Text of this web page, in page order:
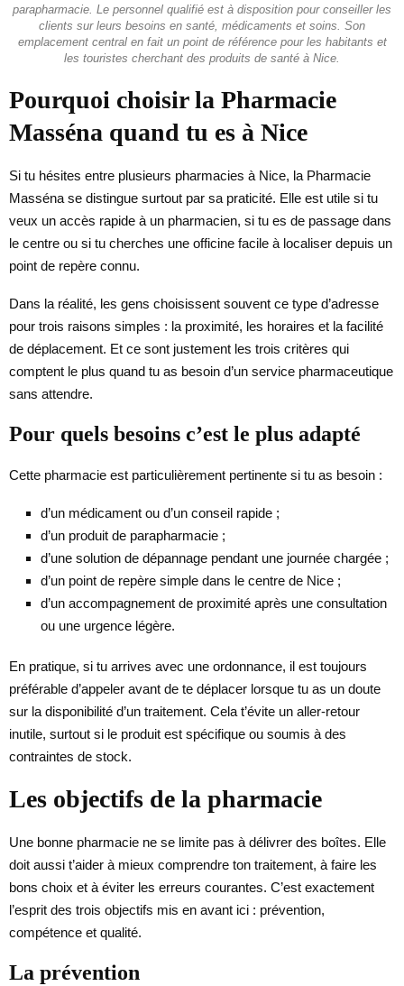
parapharmacie. Le personnel qualifié est à disposition pour conseiller les
clients sur leurs besoins en santé, médicaments et soins. Son
emplacement central en fait un point de référence pour les habitants et
les touristes cherchant des produits de santé à Nice.
Pourquoi choisir la Pharmacie
Masséna quand tu es à Nice
Si tu hésites entre plusieurs pharmacies à Nice, la Pharmacie
Masséna se distingue surtout par sa praticité. Elle est utile si tu
veux un accès rapide à un pharmacien, si tu es de passage dans
le centre ou si tu cherches une officine facile à localiser depuis un
point de repère connu.
Dans la réalité, les gens choisissent souvent ce type d’adresse
pour trois raisons simples : la proximité, les horaires et la facilité
de déplacement. Et ce sont justement les trois critères qui
comptent le plus quand tu as besoin d’un service pharmaceutique
sans attendre.
Pour quels besoins c’est le plus adapté
Cette pharmacie est particulièrement pertinente si tu as besoin :
d’un médicament ou d’un conseil rapide ;
d’un produit de parapharmacie ;
d’une solution de dépannage pendant une journée chargée ;
d’un point de repère simple dans le centre de Nice ;
d’un accompagnement de proximité après une consultation
ou une urgence légère.
En pratique, si tu arrives avec une ordonnance, il est toujours
préférable d’appeler avant de te déplacer lorsque tu as un doute
sur la disponibilité d’un traitement. Cela t’évite un aller-retour
inutile, surtout si le produit est spécifique ou soumis à des
contraintes de stock.
Les objectifs de la pharmacie
Une bonne pharmacie ne se limite pas à délivrer des boîtes. Elle
doit aussi t’aider à mieux comprendre ton traitement, à faire les
bons choix et à éviter les erreurs courantes. C’est exactement
l’esprit des trois objectifs mis en avant ici : prévention,
compétence et qualité.
La prévention